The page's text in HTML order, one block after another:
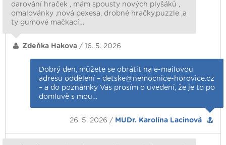
darování hraček , mám spousty nových plyšáků ,
omalovánky ,nová pexesa, drobné hračky,puzzle ,a
ty gumové mačkací…
Zdeňka Hakova / 16. 5. 2026
Dobrý den, můžete se obrátit na e-mailovou
adresu oddělení – detske@nemocnice-horovice.cz
– a do poznámky Vás prosím o uvedení, že je to po
domluvě s mou…
26. 5. 2026 / MUDr. Karolína Lacinová